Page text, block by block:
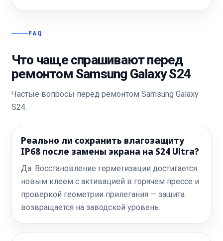
FAQ
Что чаще спрашивают перед
ремонтом Samsung Galaxy S24
Частые вопросы перед ремонтом Samsung Galaxy
S24.
Реально ли сохранить влагозащиту
IP68 после замены экрана на S24 Ultra?
Да. Восстановление герметизации достигается
новым клеем с активацией в горячем прессе и
проверкой геометрии прилегания — защита
возвращается на заводской уровень.